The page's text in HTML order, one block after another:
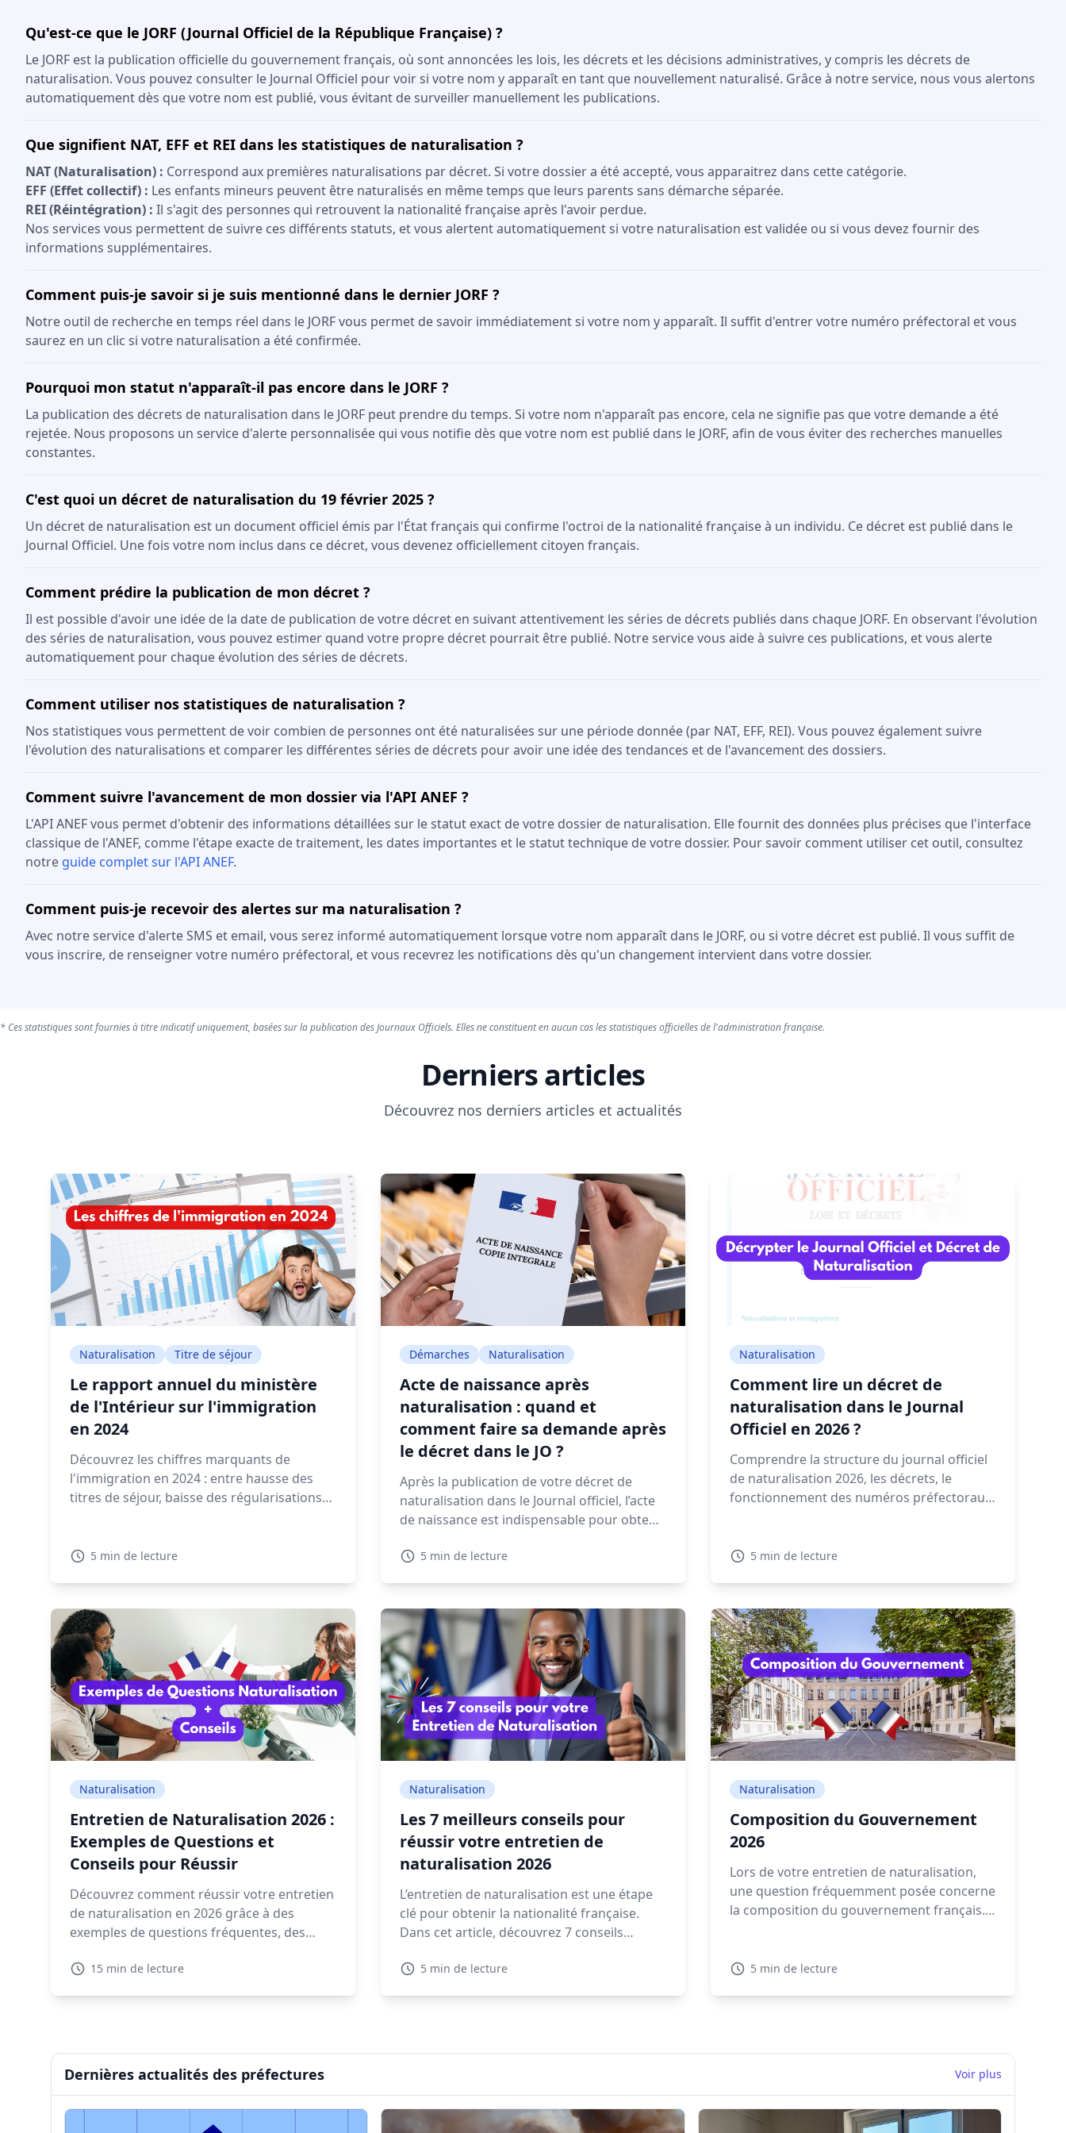
Qu'est-ce que le JORF (Journal Officiel de la République Française) ?
Le JORF est la publication officielle du gouvernement français, où sont annoncées les lois, les décrets et les décisions administratives, y compris les décrets de
naturalisation. Vous pouvez consulter le Journal Officiel pour voir si votre nom y apparaît en tant que nouvellement naturalisé. Grâce à notre service, nous vous alertons
automatiquement dès que votre nom est publié, vous évitant de surveiller manuellement les publications.
Que signifient NAT, EFF et REI dans les statistiques de naturalisation ?
NAT (Naturalisation) : Correspond aux premières naturalisations par décret. Si votre dossier a été accepté, vous apparaitrez dans cette catégorie.
EFF (Effet collectif) : Les enfants mineurs peuvent être naturalisés en même temps que leurs parents sans démarche séparée.
REI (Réintégration) : Il s'agit des personnes qui retrouvent la nationalité française après l'avoir perdue.
Nos services vous permettent de suivre ces différents statuts, et vous alertent automatiquement si votre naturalisation est validée ou si vous devez fournir des
informations supplémentaires.
Comment puis-je savoir si je suis mentionné dans le dernier JORF ?
Notre outil de recherche en temps réel dans le JORF vous permet de savoir immédiatement si votre nom y apparaît. Il suffit d'entrer votre numéro préfectoral et vous
saurez en un clic si votre naturalisation a été confirmée.
Pourquoi mon statut n'apparaît-il pas encore dans le JORF ?
La publication des décrets de naturalisation dans le JORF peut prendre du temps. Si votre nom n'apparaît pas encore, cela ne signifie pas que votre demande a été
rejetée. Nous proposons un service d'alerte personnalisée qui vous notifie dès que votre nom est publié dans le JORF, afin de vous éviter des recherches manuelles
constantes.
C'est quoi un décret de naturalisation du 19 février 2025 ?
Un décret de naturalisation est un document officiel émis par l'État français qui confirme l'octroi de la nationalité française à un individu. Ce décret est publié dans le
Journal Officiel. Une fois votre nom inclus dans ce décret, vous devenez officiellement citoyen français.
Comment prédire la publication de mon décret ?
Il est possible d'avoir une idée de la date de publication de votre décret en suivant attentivement les séries de décrets publiés dans chaque JORF. En observant l'évolution
des séries de naturalisation, vous pouvez estimer quand votre propre décret pourrait être publié. Notre service vous aide à suivre ces publications, et vous alerte
automatiquement pour chaque évolution des séries de décrets.
Comment utiliser nos statistiques de naturalisation ?
Nos statistiques vous permettent de voir combien de personnes ont été naturalisées sur une période donnée (par NAT, EFF, REI). Vous pouvez également suivre
l'évolution des naturalisations et comparer les différentes séries de décrets pour avoir une idée des tendances et de l'avancement des dossiers.
Comment suivre l'avancement de mon dossier via l'API ANEF ?
L'API ANEF vous permet d'obtenir des informations détaillées sur le statut exact de votre dossier de naturalisation. Elle fournit des données plus précises que l'interface
classique de l'ANEF, comme l'étape exacte de traitement, les dates importantes et le statut technique de votre dossier. Pour savoir comment utiliser cet outil, consultez
notre guide complet sur l'API ANEF.
Comment puis-je recevoir des alertes sur ma naturalisation ?
Avec notre service d'alerte SMS et email, vous serez informé automatiquement lorsque votre nom apparaît dans le JORF, ou si votre décret est publié. Il vous suffit de
vous inscrire, de renseigner votre numéro préfectoral, et vous recevrez les notifications dès qu'un changement intervient dans votre dossier.
* Ces statistiques sont fournies à titre indicatif uniquement, basées sur la publication des Journaux Officiels. Elles ne constituent en aucun cas les statistiques officielles de l'administration française.
Derniers articles
Découvrez nos derniers articles et actualités
Naturalisation Titre de séjour
Le rapport annuel du ministère
de l'Intérieur sur l'immigration
en 2024
Découvrez les chiffres marquants de
l'immigration en 2024 : entre hausse des
titres de séjour, baisse des régularisations
5 min de lecture
Démarches Naturalisation
Acte de naissance après
naturalisation : quand et
comment faire sa demande après
le décret dans le JO ?
Après la publication de votre décret de
naturalisation dans le Journal officiel, l’acte
de naissance est indispensable pour obtenir
démarches administratives. Voyons dans ce
solutions en cas de refus.
5 min de lecture
Naturalisation
Comment lire un décret de
naturalisation dans le Journal
Officiel en 2026 ?
Comprendre la structure du journal officiel
de naturalisation 2026, les décrets, le
fonctionnement des numéros préfectoraux
décret. Découvrez dans ce guide comment
5 min de lecture
Naturalisation
Entretien de Naturalisation 2026 :
Exemples de Questions et
Conseils pour Réussir
Découvrez comment réussir votre entretien
de naturalisation en 2026 grâce à des
exemples de questions fréquentes, des
interactives.
15 min de lecture
Naturalisation
Les 7 meilleurs conseils pour
réussir votre entretien de
naturalisation 2026
L’entretien de naturalisation est une étape
clé pour obtenir la nationalité française.
Dans cet article, découvrez 7 conseils
en préfecture et répondre sereinement aux
5 min de lecture
Naturalisation
Composition du Gouvernement
2026
Lors de votre entretien de naturalisation,
une question fréquemment posée concerne
la composition du gouvernement français.
essentiel pour montrer votre intérêt pour la
5 min de lecture
Dernières actualités des préfectures Voir plus